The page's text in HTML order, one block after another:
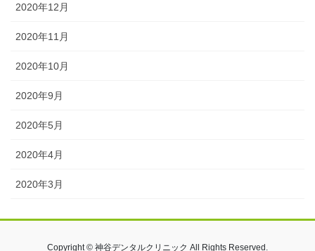
2020年12月
2020年11月
2020年10月
2020年9月
2020年5月
2020年4月
2020年3月
Copyright © 神谷デンタルクリニック All Rights Reserved.